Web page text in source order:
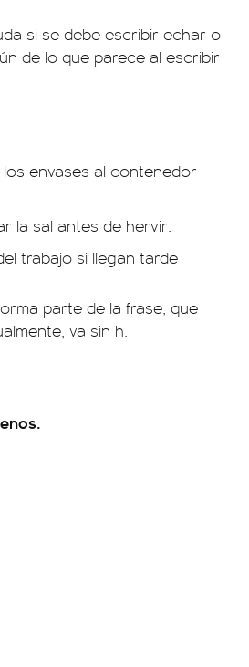
si se debe escribir echar o
de lo que parece al escribir
envases al contenedor
la sal antes de hervir.
trabajo si llegan tarde
parte de la frase, que
va sin h.